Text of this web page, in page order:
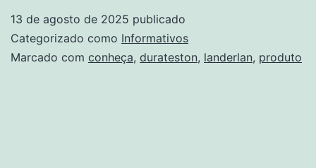
o
produto
13 de agosto de 2025 publicado
Categorizado como Informativos
Marcado com conheça, durateston, landerlan, produto